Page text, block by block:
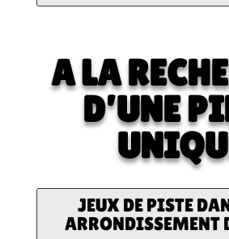
A LA
D’UNE
JEUX DE PISTE
ARRONDISSEMENT